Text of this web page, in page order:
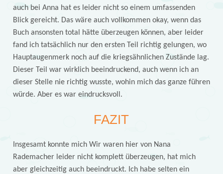
auch bei Anna hat es leider nicht so einem umfassenden
Blick gereicht. Das wäre auch vollkommen okay, wenn das
Buch ansonsten total hätte überzeugen können, aber leider
fand ich tatsächlich nur den ersten Teil richtig gelungen, wo
Hauptaugenmerk noch auf die kriegsähnlichen Zustände lag.
Dieser Teil war wirklich beeindruckend, auch wenn ich an
dieser Stelle nie richtig wusste, wohin mich das ganze führen
würde. Aber es war eindrucksvoll.
FAZIT
Insgesamt konnte mich Wir waren hier von Nana
Rademacher leider nicht komplett überzeugen, hat mich
aber gleichzeitig auch beeindruckt. Ich habe selten ein